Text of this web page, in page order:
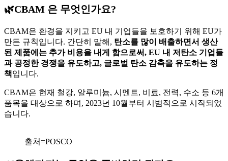
🌿CBAM 은 무엇인가요?
CBAM은 환경을 지키고 EU 내 기업들을 보호하기 위해 EU가
만든 규칙입니다. 간단히 말해, 탄소를 많이 배출하면서 생산
된 제품에는 추가 비용을 내게 함으로써, EU 내 저탄소 기업들
과 공정한 경쟁을 유도하고, 글로벌 탄소 감축을 유도하는 정
책입니다.
CBAM은 현재 철강, 알루미늄, 시멘트, 비료, 전력, 수소 등 6개
품목을 대상으로 하며, 2023년 10월부터 시범적으로 시작되었
습니다.
출처=POSCO